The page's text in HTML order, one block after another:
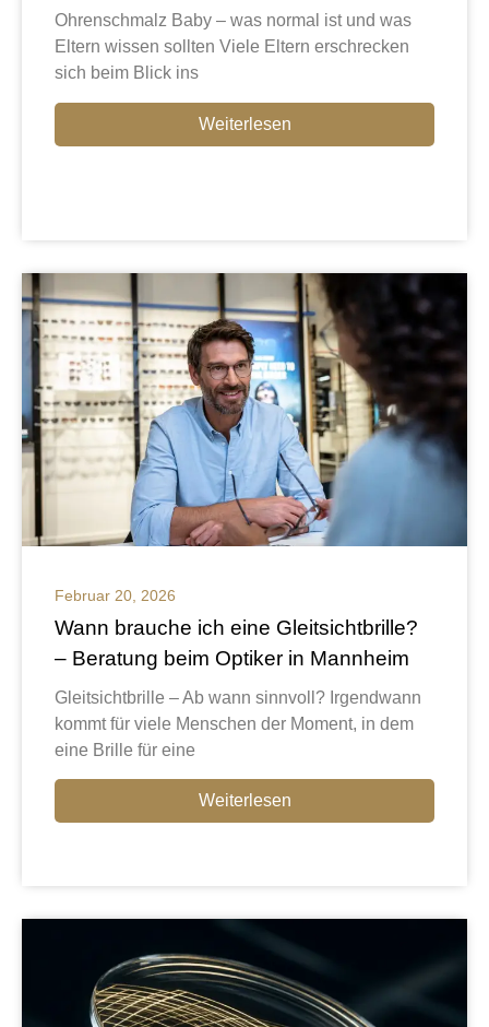
Ohrenschmalz Baby – was normal ist und was
Eltern wissen sollten Viele Eltern erschrecken
sich beim Blick ins
Weiterlesen
Februar 20, 2026
Wann brauche ich eine Gleitsichtbrille?
– Beratung beim Optiker in Mannheim
Gleitsichtbrille – Ab wann sinnvoll? Irgendwann
kommt für viele Menschen der Moment, in dem
eine Brille für eine
Weiterlesen